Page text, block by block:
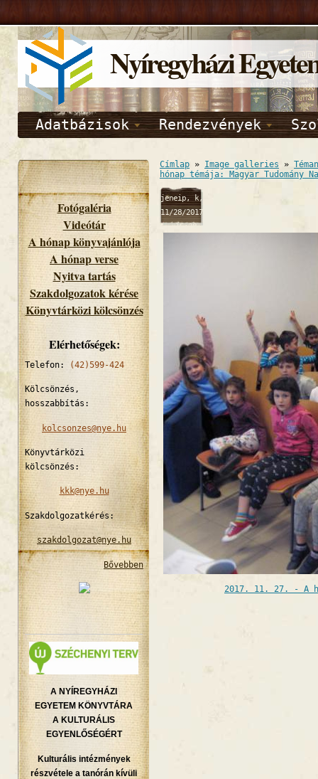
Nyíregyházi
Adatbázisok Rendezvények
Fotógaléria
Videótár
A hónap könyvajánlója
A hónap verse
Nyitva tartás
Szakdolgozatok kérése
Könyvtárközi kölcsönzés
Elérhetőségek:
Telefon: (42)599-424
Kölcsönzés,
hosszabbítás:
kolcsonzes@nye.hu
Könyvtárközi
kölcsönzés:
kkk@nye.hu
Szakdolgozatkérés:
szakdolgozat@nye.hu
Bővebben
A NYÍREGYHÁZI
EGYETEM KÖNYVTÁRA
A KULTURÁLIS
EGYENLŐSÉGÉRT
Kulturális intézmények
részvétele a tanórán kívüli
Címlap » Image galleries »
hónap témája: Magyar Tudomány
jeneip, k,
11/28/2017
- 15:38
2017. 11. 27. - A